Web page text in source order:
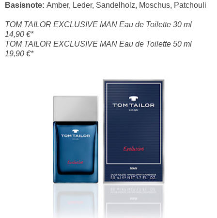
Basisnote: Amber, Leder, Sandelholz, Moschus, Patchouli
TOM TAILOR EXCLUSIVE MAN Eau de Toilette 30 ml
14,90 €*
TOM TAILOR EXCLUSIVE MAN Eau de Toilette 50 ml
19,90 €*